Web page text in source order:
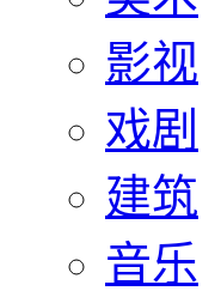
影视
戏剧
建筑
音乐